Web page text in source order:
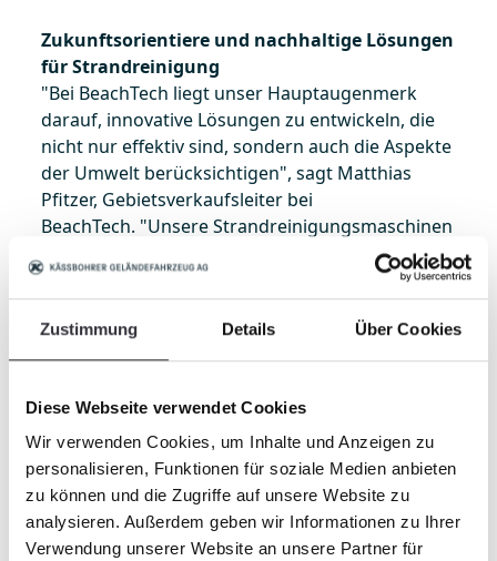
Zustimmung Details Über Cookies
Diese Webseite verwendet Cookies
Wir verwenden Cookies, um Inhalte und Anzeigen zu
personalisieren, Funktionen für soziale Medien anbieten
zu können und die Zugriffe auf unsere Website zu
analysieren. Außerdem geben wir Informationen zu Ihrer
Verwendung unserer Website an unsere Partner für
Zukunftsorientiere und nachhaltige Lösungen
für Strandreinigung
"Bei BeachTech liegt unser Hauptaugenmerk
darauf, innovative Lösungen zu entwickeln, die
nicht nur effektiv sind, sondern auch die Aspekte
der Umwelt berücksichtigen", sagt Matthias
Pfitzer, Gebietsverkaufsleiter bei
BeachTech. "Unsere Strandreinigungsmaschinen
sind das Ergebnis jahrelanger Erfahrung und
Entwicklung auf diesem Gebiet und eines
stetigen Engagements für Innovation und
Nachhaltigkeit. Unser Ziel ist es, einen Teil zur
Erhaltung der Funktionalität und Schönheit
Pfitzer weiter an.
Über BeachTech
BeachTech ist ein Produkt der Kässbohrer
Geländefahrzeug AG. Als führender Anbieter von
Siebmaschinen wird BeachTech weltweit zur